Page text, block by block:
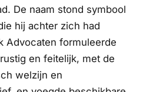
De naam stond symbool
hij achter zich had
Advocaten formuleerde
en feitelijk, met de
welzijn en